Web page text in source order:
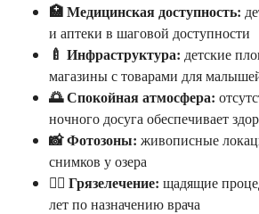
🏥 Медицинская доступность:
и аптеки в шаговой доступности
🍼 Инфраструктура: детские
магазины с товарами для
🌅 Спокойная атмосфера:
ночного досуга обеспечивает
📸 Фотозоны: живописные
снимков у озера
👨‍⚕️ Грязелечение: щадящие
лет по назначению врача